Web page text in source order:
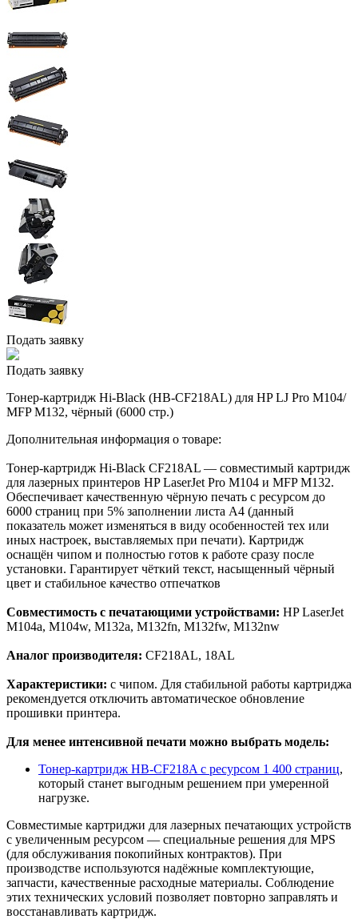
Подать заявку
Подать заявку
Тонер-картридж Hi-Black (HB-CF218AL) для HP LJ Pro M104/
MFP M132, чёрный (6000 стр.)
Дополнительная информация о товаре:
Тонер-картридж Hi-Black CF218AL — совместимый картридж
для лазерных принтеров HP LaserJet Pro M104 и MFP M132.
Обеспечивает качественную чёрную печать с ресурсом до
6000 страниц при 5% заполнении листа А4 (данный
показатель может изменяться в виду особенностей тех или
иных настроек, выставляемых при печати). Картридж
оснащён чипом и полностью готов к работе сразу после
установки. Гарантирует чёткий текст, насыщенный чёрный
цвет и стабильное качество отпечатков
Совместимость с печатающими устройствами: HP LaserJet
M104a, M104w, M132a, M132fn, M132fw, M132nw
Аналог производителя: CF218AL, 18AL
Характеристики: с чипом. Для стабильной работы картриджа
рекомендуется отключить автоматическое обновление
прошивки принтера.
Для менее интенсивной печати можно выбрать модель:
Тонер-картридж HB-CF218A с ресурсом 1 400 страниц,
который станет выгодным решением при умеренной
нагрузке.
Cовместимые картриджи для лазерных печатающих устройств
с увеличенным ресурсом — специальные решения для MPS
(для обслуживания покопийных контрактов). При
производстве используются надёжные комплектующие,
запчасти, качественные расходные материалы. Соблюдение
этих технических условий позволяет повторно заправлять и
восстанавливать картридж.